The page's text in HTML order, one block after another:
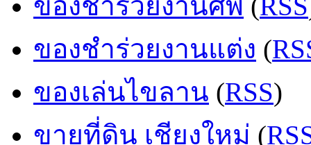
ของชำร่วยงานศพ (RSS
ของชำร่วยงานแต่ง (
ของเล่นไขลาน (RSS)
ขายที่ดิน เชียงใหม่ (